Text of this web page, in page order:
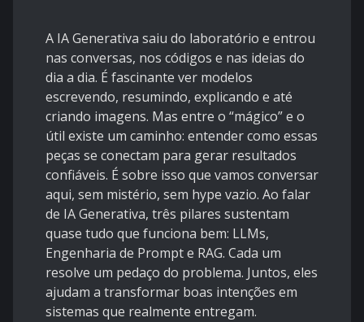
A IA Generativa saiu do laboratório e entrou
nas conversas, nos códigos e nas ideias do
dia a dia. É fascinante ver modelos
escrevendo, resumindo, explicando e até
criando imagens. Mas entre o “mágico” e o
útil existe um caminho: entender como essas
peças se conectam para gerar resultados
confiáveis. É sobre isso que vamos conversar
aqui, sem mistério, sem hype vazio. Ao falar
de IA Generativa, três pilares sustentam
quase tudo que funciona bem: LLMs,
Engenharia de Prompt e RAG. Cada um
resolve um pedaço do problema. Juntos, eles
ajudam a transformar boas intenções em
sistemas que realmente entregam.